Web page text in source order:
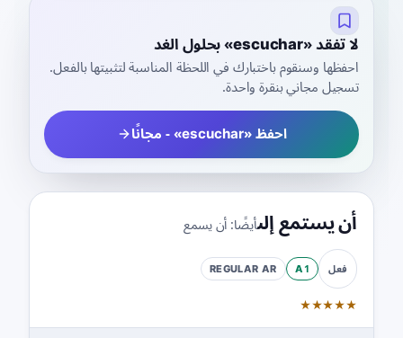
لا تفقد «escuchar» بحلول الغد
احفظها وسنقوم باختبارك في اللحظة المناسبة لتثبيتها بالفعل.
تسجيل مجاني بنقرة واحدة.
احفظ «escuchar» - مجانًا
أن يستمع إلىأيضًا:أن يسمع
فعل A1
REGULARAR
★
★
★
★
★